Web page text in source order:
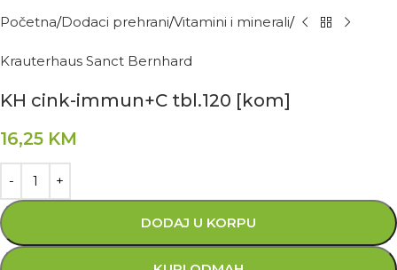
Početna Dodaci prehrani Vitamini i minerali
Krauterhaus Sanct Bernhard
KH cink-immun+C tbl.120 [kom]
16,25 KM
DODAJ U KORPU